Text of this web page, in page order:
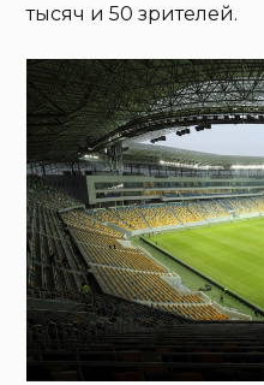
тысяч и 50 зрителей.